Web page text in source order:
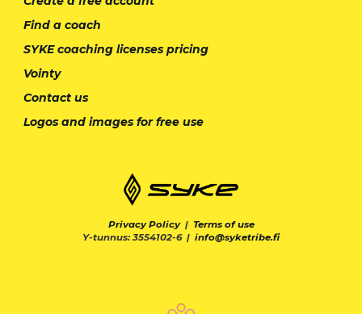
Find a coach
SYKE coaching licenses pricing
Vointy
Contact us
Logos and images for free use
Privacy Policy| Terms of use
Y-tunnus: 3554102-6 | info@syketribe.fi